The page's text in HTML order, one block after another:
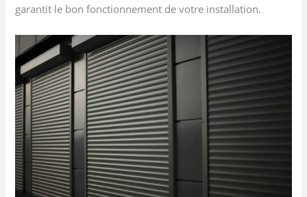
garantit le bon fonctionnement de votre installation.